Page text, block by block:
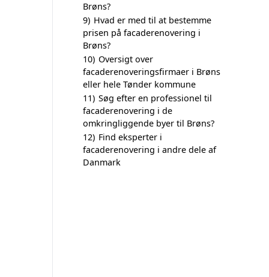
Brøns?
9) Hvad er med til at bestemme
prisen på facaderenovering i
Brøns?
10) Oversigt over
facaderenoveringsfirmaer i Brøns
eller hele Tønder kommune
11) Søg efter en professionel til
facaderenovering i de
omkringliggende byer til Brøns?
12) Find eksperter i
facaderenovering i andre dele af
Danmark